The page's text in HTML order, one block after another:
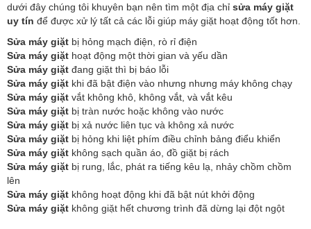
dưới đây chúng tôi khuyên bạn nên tìm một địa chỉ sửa máy giặt
uy tín để được xử lý tất cả các lỗi giúp máy giặt hoạt động tốt hơn.
Sửa máy giặt bị hỏng mạch điện, rò rỉ điện
Sửa máy giặt hoạt động một thời gian và yếu dần
Sửa máy giặt đang giặt thì bị báo lỗi
Sửa máy giặt khi đã bật điện vào nhưng nhưng máy không chạy
Sửa máy giặt vắt không khô, không vắt, và vắt kêu
Sửa máy giặt bị tràn nước hoặc không vào nước
Sửa máy giặt bị xả nước liên tục và không xả nước
Sửa máy giặt bị hỏng khi liệt phím điều chỉnh bảng điểu khiển
Sửa máy giặt không sạch quần áo, đồ giặt bị rách
Sửa máy giặt bị rung, lắc, phát ra tiếng kêu lạ, nhảy chồm chồm
lên
Sửa máy giặt không hoạt động khi đã bật nút khởi động
Sửa máy giặt không giặt hết chương trình đã dừng lại đột ngột